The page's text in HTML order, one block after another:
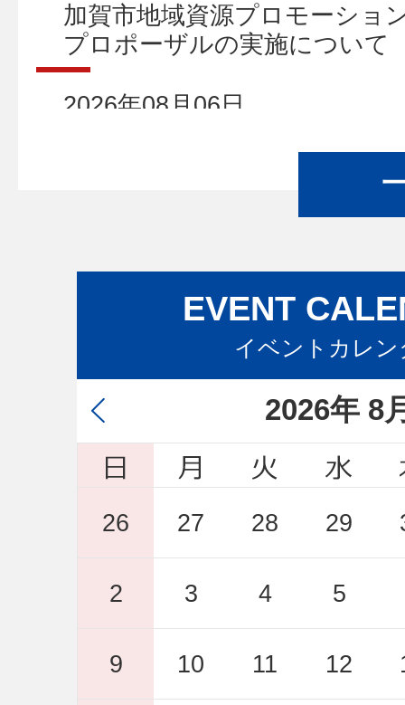
加賀市地域資源プロモーショ
プロポーザルの実施について
2026年08月06日
2026年08月05日
【プレスリリース】令和8年
科学大臣表彰）受賞に伴う教
2026年08月03日
令和8年度交際費執行状況
2026年08月02日
2026年08月02日
地域おこし協力隊【チャレン
ついて
EVENT
イベントカレン
2026年 8
26 27 28 29
2 3 4 5
9 10 11 12